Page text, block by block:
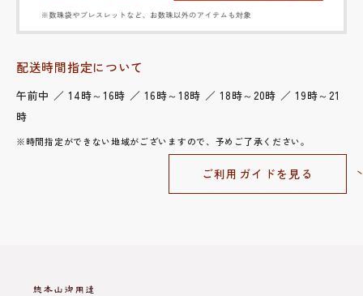
配送時間指定について
午前中 ／ 14時～16時 ／ 16時～18時 ／ 18時～20時 ／ 19時～21
時
※時間指定ができない地域がございますので、予めご了承ください。
ご利用ガイドを見る